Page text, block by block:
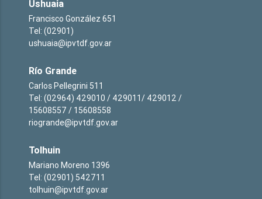
Ushuaia
Francisco González 651
Tel: (02901)
ushuaia@ipvtdf.gov.ar
Río Grande
Carlos Pellegrini 511
Tel: (02964) 429010 / 429011/ 429012 /
15608557 / 15608558
riogrande@ipvtdf.gov.ar
Tolhuin
Mariano Moreno 1396
Tel: (02901) 542711
tolhuin@ipvtdf.gov.ar